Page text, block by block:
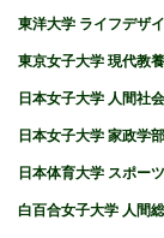
東洋大学 ライフデザ
東京女子大学 現代教
日本女子大学 人間社
日本女子大学 家政学
日本体育大学 スポー
白百合女子大学 人間